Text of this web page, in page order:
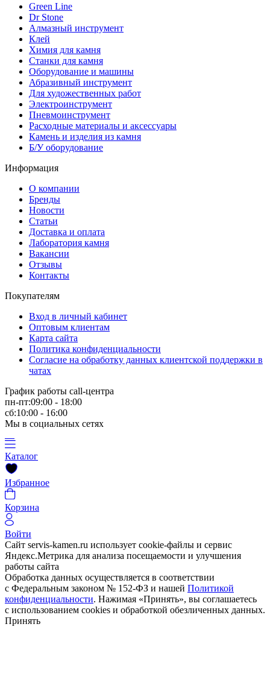
Green Line
Dr Stone
Алмазный инструмент
Клей
Химия для камня
Станки для камня
Оборудование и машины
Абразивный инструмент
Для художественных работ
Электроинструмент
Пневмоинструмент
Расходные материалы и аксессуары
Камень и изделия из камня
Б/У оборудование
Информация
О компании
Бренды
Новости
Статьи
Доставка и оплата
Лаборатория камня
Вакансии
Отзывы
Контакты
Покупателям
Вход в личный кабинет
Оптовым клиентам
Карта сайта
Политика конфиденциальности
Согласие на обработку данных клиентской поддержки в
чатах
График работы call-центра
пн-пт:09:00 - 18:00
сб:10:00 - 16:00
Мы в социальных сетях
Каталог
Избранное
Корзина
Войти
Сайт servis-kamen.ru использует cookie-файлы и сервис
Яндекс.Метрика для анализа посещаемости и улучшения
работы сайта
Обработка данных осуществляется в соответствии
с Федеральным законом № 152-ФЗ и нашей Политикой
конфиденциальности. Нажимая «Принять», вы соглашаетесь
с использованием cookies и обработкой обезличенных данных.
Принять